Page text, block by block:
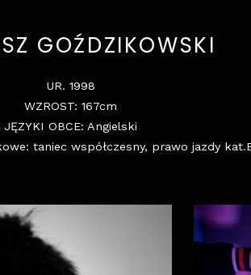
GOŹDZIKOWSKI
UR. 1998
WZROST: 167cm
JĘZYKI OBCE: Angielski
taniec współczesny, prawo jazdy